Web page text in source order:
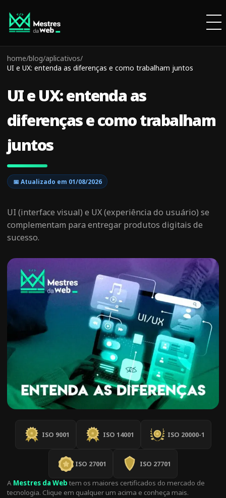
home/blog/aplicativos/
UI e UX: entenda as diferenças e como trabalham juntos
UI e UX: entenda as
diferenças e como trabalham
juntos
📅 Atualizado em 01/08/2026
UI (interface visual) e UX (experiência do usuário) se
complementam para entregar produtos digitais de
sucesso.
ISO 9001 ISO 14001 ISO 20000-1
ISO 27001 ISO 27701
A Mestres da Web tem os maiores certificados do mercado de
tecnologia. Clique em qualquer um acima e conheça mais.